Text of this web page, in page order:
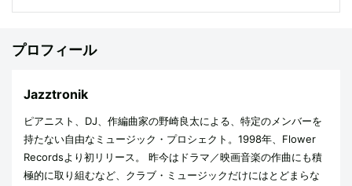
プロフィール
Jazztronik
ピアニスト、DJ、作編曲家の野崎良太による、特定のメンバーを
持たない自由なミュージック・プロシェクト。1998年、Flower
Recordsより初リリース。 昨今はドラマ／映画音楽の作曲にも積
極的に取り組むなど、クラブ・ミュージックだけにはとどまらな